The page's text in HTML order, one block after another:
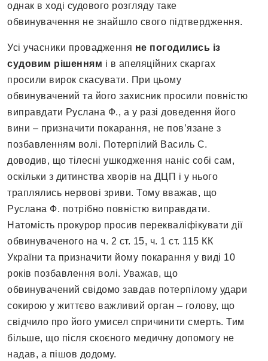
однак в ході судового розгляду таке
обвинувачення не знайшло свого підтвердження.
Усі учасники провадження не погодились із
судовим рішенням і в апеляційних скаргах
просили вирок скасувати. При цьому
обвинувачений та його захисник просили повністю
виправдати Руслана Ф., а у разі доведення його
вини – призначити покарання, не пов’язане з
позбавленням волі. Потерпілий Василь С.
доводив, що тілесні ушкодження наніс собі сам,
оскільки з дитинства хворів на ДЦП і у нього
траплялись нервові зриви. Тому вважав, що
Руслана Ф. потрібно повністю виправдати.
Натомість прокурор просив перекваліфікувати дії
обвинуваченого на ч. 2 ст. 15, ч. 1 ст. 115 КК
України та призначити йому покарання у виді 10
років позбавлення волі. Уважав, що
обвинувачений свідомо завдав потерпілому удари
сокирою у життєво важливий орган – голову, що
свідчило про його умисел спричинити смерть. Тим
більше, що після скоєного медичну допомогу не
надав, а пішов додому.